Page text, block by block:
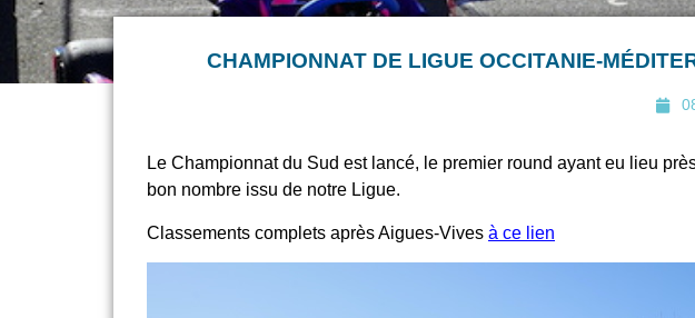
CHAMPIONNAT DE LIGUE OCCITANIE-
Le Championnat du Sud est lancé, le premier round ayant eu lieu
bon nombre issu de notre Ligue.
Classements complets après Aigues-Vives à ce lien